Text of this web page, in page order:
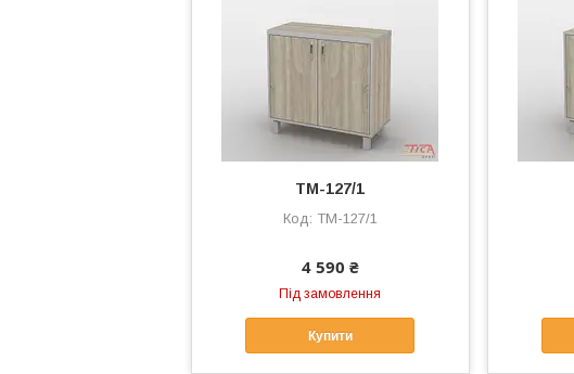
ТМ-127/1
ТМ-127/1
4 590 ₴
Під замовлення
Купити